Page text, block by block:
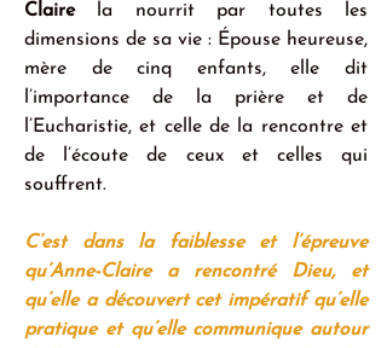
Claire la nourrit par toutes les
dimensions de sa vie : Épouse heureuse,
mère de cinq enfants, elle dit
l’importance de la prière et de
l’Eucharistie, et celle de la rencontre et
de l’écoute de ceux et celles qui
souffrent.
C’est dans la faiblesse et l’épreuve
qu’Anne-Claire a rencontré Dieu, et
qu’elle a découvert cet impératif qu’elle
pratique et qu’elle communique autour